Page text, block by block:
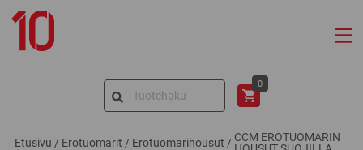
10
Search
0
Etusivu / Erotuomarit / Erotuomarihousut / CCM EROTUOMARIN